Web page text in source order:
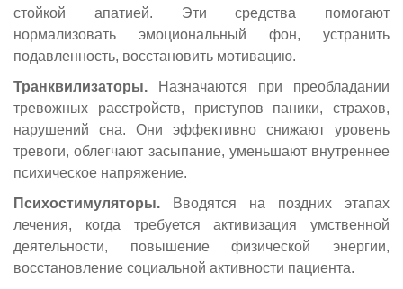
стойкой апатией. Эти средства помогают
нормализовать эмоциональный фон, устранить
подавленность, восстановить мотивацию.
Транквилизаторы. Назначаются при преобладании
тревожных расстройств, приступов паники, страхов,
нарушений сна. Они эффективно снижают уровень
тревоги, облегчают засыпание, уменьшают внутреннее
психическое напряжение.
Психостимуляторы.
Вводятся на поздних этапах
лечения, когда требуется активизация умственной
деятельности, повышение физической энергии,
восстановление социальной активности пациента.